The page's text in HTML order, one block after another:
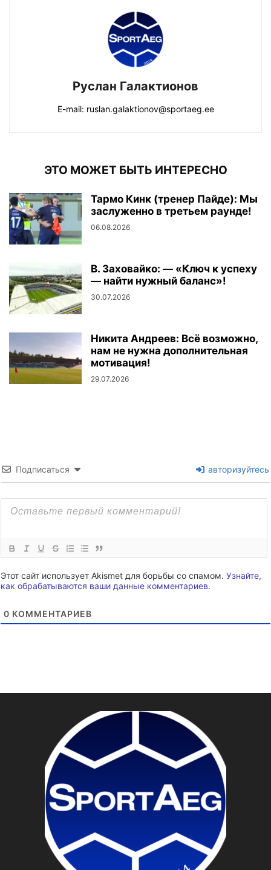
Руслан Галактионов
E-mail: ruslan.galaktionov@sportaeg.ee
ЭТО МОЖЕТ БЫТЬ ИНТЕРЕСНО
Тармо Кинк (тренер Пайде): Мы
заслуженно в третьем раунде!
06.08.2026
В. Заховайко: — «Ключ к успеху
— найти нужный баланс»!
30.07.2026
Никита Андреев: Всё возможно,
нам не нужна дополнительная
мотивация!
29.07.2026
Подписаться авторизуйтесь
Этот сайт использует Akismet для борьбы со спамом. Узнайте,
как обрабатываются ваши данные комментариев.
0 КОММЕНТАРИЕВ